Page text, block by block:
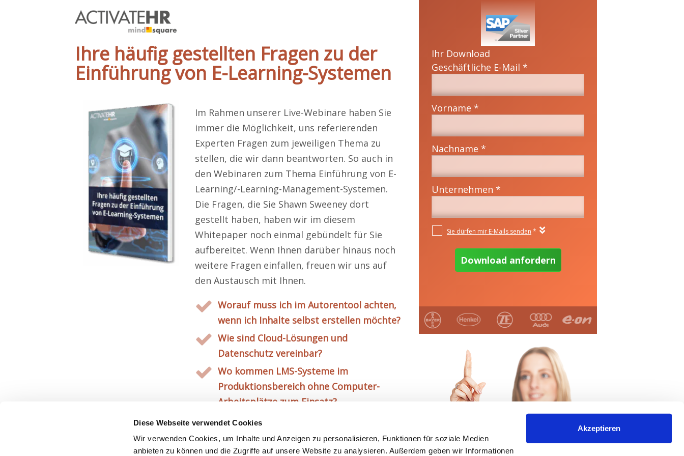
Diese Webseite verwendet Cookies
Wir verwenden Cookies, um Inhalte und Anzeigen zu personalisieren, Funktionen für soziale Medien
anbieten zu können und die Zugriffe auf unsere Website zu analysieren. Außerdem geben wir Informationen
Akzeptieren
Ihre häufig gestellten Fragen zu der
Einführung von E-Learning-Systemen
Im Rahmen unserer Live-Webinare haben Sie
immer die Möglichkeit, uns referierenden
Experten Fragen zum jeweiligen Thema zu
stellen, die wir dann beantworten. So auch in
den Webinaren zum Thema Einführung von E-
Learning/-Learning-Management-Systemen.
Die Fragen, die Sie Shawn Sweeney dort
gestellt haben, haben wir im diesem
Whitepaper noch einmal gebündelt für Sie
aufbereitet. Wenn Ihnen darüber hinaus noch
weitere Fragen einfallen, freuen wir uns auf
den Austausch mit Ihnen.
Worauf muss ich im Autorentool achten,
wenn ich Inhalte selbst erstellen möchte?
Wie sind Cloud-Lösungen und
Datenschutz vereinbar?
Wo kommen LMS-Systeme im
Produktionsbereich ohne Computer-
Arbeitsplätze zum Einsatz?
Ihr Download